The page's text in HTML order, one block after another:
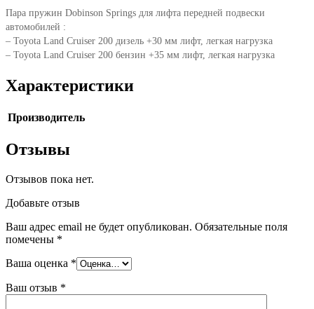
Пара пружин Dobinson Springs для лифта передней подвески
автомобилей :
– Toyota Land Cruiser 200 дизель +30 мм лифт, легкая нагрузка
– Toyota Land Cruiser 200 бензин +35 мм лифт, легкая нагрузка
Характеристики
Производитель
Отзывы
Отзывов пока нет.
Добавьте отзыв
Ваш адрес email не будет опубликован. Обязательные поля
помечены *
Ваша оценка *
Ваш отзыв *